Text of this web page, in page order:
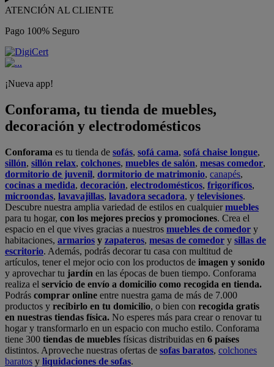
ATENCIÓN AL CLIENTE
Pago 100% Seguro
¡Nueva app!
Conforama, tu tienda de muebles,
decoración y electrodomésticos
Conforama es tu tienda de sofás, sofá cama, sofá chaise longue,
sillón, sillón relax, colchones, muebles de salón, mesas comedor,
dormitorio de juvenil, dormitorio de matrimonio, canapés,
cocinas a medida, decoración, electrodomésticos, frigoríficos,
microondas, lavavajillas, lavadora secadora, y televisiones.
Descubre nuestra amplia variedad de estilos en cualquiermuebles
para tu hogar, con los mejores precios y promociones. Crea el
espacio en el que vives gracias a nuestros muebles de comedor y
habitaciones, armarios y zapateros, mesas de comedor y sillas de
escritorio. Además, podrás decorar tu casa con multitud de
artículos, tener el mejor ocio con los productos de imagen y sonido
y aprovechar tu jardín en las épocas de buen tiempo. Conforama
realiza el servicio de envío a domicilio como recogida en tienda.
Podrás comprar online entre nuestra gama de más de 7.000
productos y recibirlo en tu domicilio, o bien con recogida gratis
en nuestras tiendas física. No esperes más para crear o renovar tu
hogar y transformarlo en un espacio con mucho estilo. Conforama
tiene 300 tiendas de muebles físicas distribuidas en 6 países
distintos. Aproveche nuestras ofertas de sofas baratos, colchones
baratos y liquidaciones de sofas.